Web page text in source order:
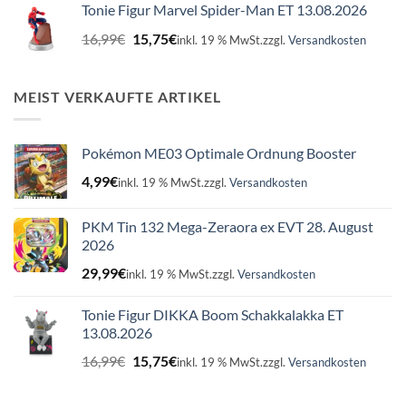
16,99€15,75€.
Tonie Figur Marvel Spider-Man ET 13.08.2026
16,99€ Ursprünglicher
Preis
16,99€
15,75€Aktueller
15,75€.
inkl. 19 % MwSt.zzgl. Versandkosten
MEIST VERKAUFTE ARTIKEL
Pokémon ME03 Optimale Ordnung Booster
4,99€inkl. 19 % MwSt.zzgl. Versandkosten
PKM Tin 132 Mega-Zeraora ex EVT 28. August
2026
29,99€inkl. 19 % MwSt.zzgl. Versandkosten
Tonie Figur DIKKA Boom Schakkalakka ET
13.08.2026
16,99€ Ursprünglicher
Preis
15,75€Aktueller
inkl. 19 % MwSt.zzgl. Versandkosten